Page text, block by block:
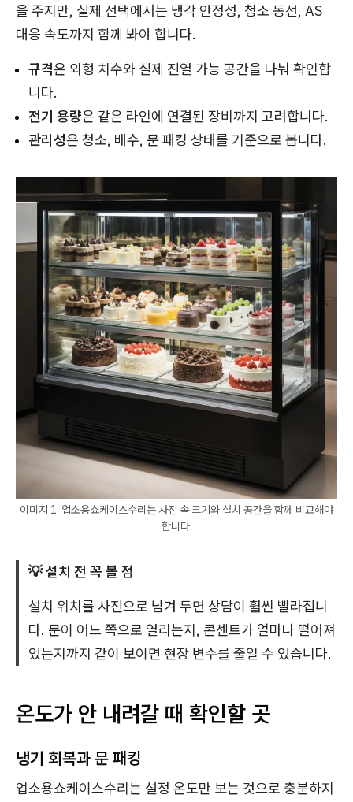
을 주지만, 실제 선택에서는 냉각 안정성, 청소 동선, AS
대응 속도까지 함께 봐야 합니다.
규격은 외형 치수와 실제 진열 가능 공간을 나눠 확인합
니다.
전기 용량은 같은 라인에 연결된 장비까지 고려합니다.
관리성은 청소, 배수, 문 패킹 상태를 기준으로 봅니다.
이미지 1. 업소용쇼케이스수리는 사진 속 크기와 설치 공간을 함께 비교해야
합니다.
💡 설치 전 꼭 볼 점
설치 위치를 사진으로 남겨 두면 상담이 훨씬 빨라집니
다. 문이 어느 쪽으로 열리는지, 콘센트가 얼마나 떨어져
있는지까지 같이 보이면 현장 변수를 줄일 수 있습니다.
온도가 안 내려갈 때 확인할 곳
냉기 회복과 문 패킹
업소용쇼케이스수리는 설정 온도만 보는 것으로 충분하지